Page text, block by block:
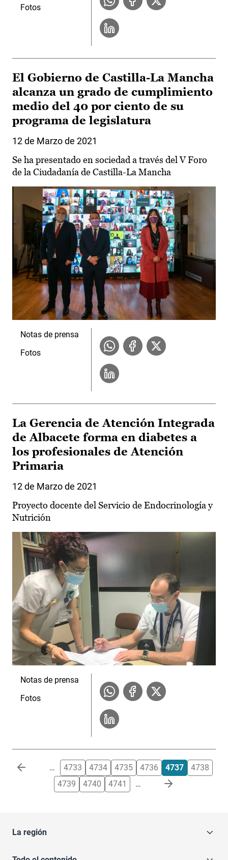
Fotos
El Gobierno de Castilla-La Mancha
alcanza un grado de cumplimiento
medio del 40 por ciento de su
programa de legislatura
12 de Marzo de 2021
Se ha presentado en sociedad a través del V Foro
de la Ciudadanía de Castilla-La Mancha
Notas de prensa
Fotos
La Gerencia de Atención Integrada
de Albacete forma en diabetes a
los profesionales de Atención
Primaria
12 de Marzo de 2021
Proyecto docente del Servicio de Endocrinología y
Nutrición
Notas de prensa
Fotos
Paginación … 4733 4734 4735 4736 4737
4738
4739
4740 4741 …
La región